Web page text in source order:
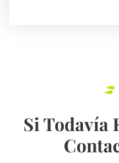
Si Todavía